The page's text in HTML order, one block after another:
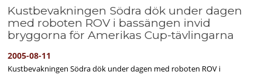
Kustbevakningen Södra dök under dagen
med roboten ROV i bassängen invid
bryggorna för Amerikas Cup-tävlingarna
2005-08-11
Kustbevakningen Södra dök under dagen med roboten ROV i